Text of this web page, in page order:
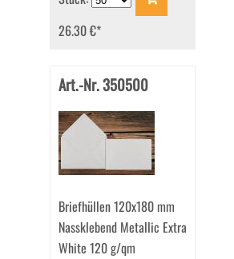
26.30 €*
Art.-Nr. 350500
Briefhüllen 120x180 mm
Nassklebend Metallic Extra
White 120 g/qm